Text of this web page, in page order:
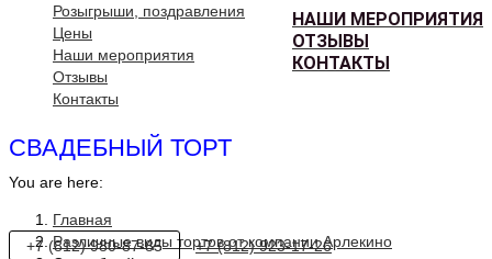
НАШИ МЕРОПРИЯТИЯ
ОТЗЫВЫ
КОНТАКТЫ
Розыгрыши, поздравления
Цены
Наши мероприятия
Отзывы
Контакты
СВАДЕБНЫЙ ТОРТ
You are here:
Главная
Различные виды тортов от компании Арлекино
+7 (812) 980-87-85 +7 (812) 923-17-26